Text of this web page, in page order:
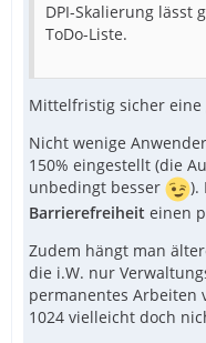
DPI-Skalierung lässt
ToDo-Liste.
Mittelfristig sicher eine
Nicht wenige
150% eingestellt (die
unbedingt besser
).
Barrierefreiheit einen
Zudem hängt man
die i.W. nur
permanentes Arbeiten
1024 vielleicht doch